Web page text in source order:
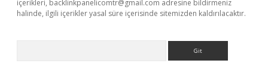
içerikleri, backlinkpanelicomtr@gmail.com adresine bildirmeniz
halinde, ilgili içerikler yasal süre içerisinde sitemizden kaldırılacaktır.